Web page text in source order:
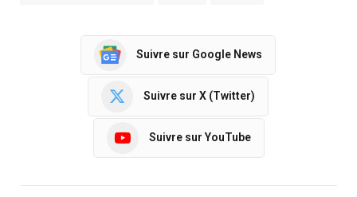
Suivre sur Google News
Suivre sur X (Twitter)
Suivre sur YouTube